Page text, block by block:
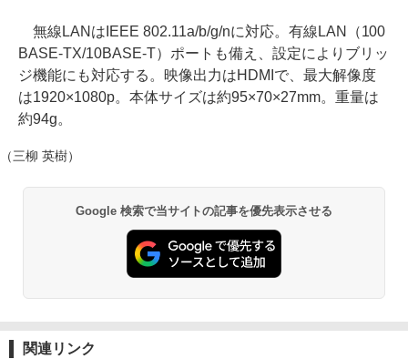
無線LANはIEEE 802.11a/b/g/nに対応。有線LAN（100
BASE-TX/10BASE-T）ポートも備え、設定によりブリッ
ジ機能にも対応する。映像出力はHDMIで、最大解像度
は1920×1080p。本体サイズは約95×70×27mm。重量は
約94g。
（三柳 英樹）
Google 検索で当サイトの記事を優先表示させる
関連リンク